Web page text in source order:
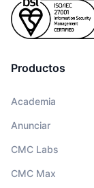
Productos
Academia
Anunciar
CMC Labs
CMC Max